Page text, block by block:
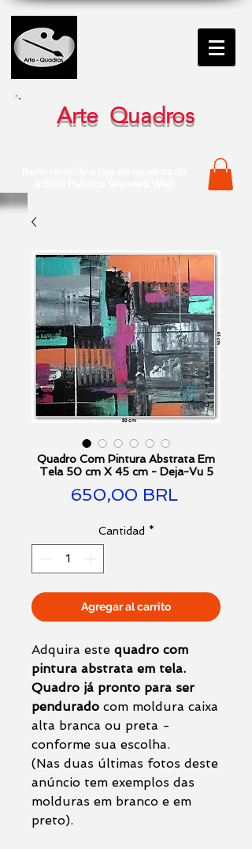
Arte Quadros
Quadro Com Pintura Abstrata Em
Tela 50 cm X 45 cm - Deja-Vu 5
650,00 BRL
Cantidad *
Agregar al carrito
Adquira este quadro com
pintura abstrata em tela.
Quadro já pronto para ser
pendurado com moldura caixa
alta branca ou preta -
conforme sua escolha.
(Nas duas últimas fotos deste
anúncio tem exemplos das
molduras em branco e em
preto).